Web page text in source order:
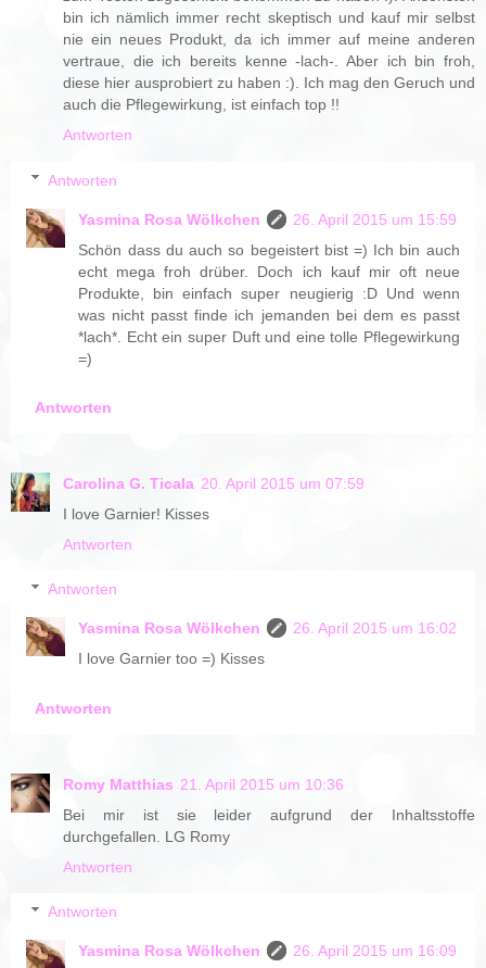
bin ich nämlich immer recht skeptisch und kauf mir selbst
nie ein neues Produkt, da ich immer auf meine anderen
vertraue, die ich bereits kenne -lach-. Aber ich bin froh,
diese hier ausprobiert zu haben :). Ich mag den Geruch und
auch die Pflegewirkung, ist einfach top !!
Antworten
Antworten
Yasmina Rosa Wölkchen
26. April 2015 um 15:59
Schön dass du auch so begeistert bist =) Ich bin auch
echt mega froh drüber. Doch ich kauf mir oft neue
Produkte, bin einfach super neugierig :D Und wenn
was nicht passt finde ich jemanden bei dem es passt
*lach*. Echt ein super Duft und eine tolle Pflegewirkung
=)
Antworten
Carolina G. Ticala 20. April 2015 um 07:59
I love Garnier! Kisses
Antworten
Antworten
Yasmina Rosa Wölkchen
26. April 2015 um 16:02
I love Garnier too =) Kisses
Antworten
Romy Matthias 21. April 2015 um 10:36
Bei mir ist sie leider aufgrund der Inhaltsstoffe
durchgefallen. LG Romy
Antworten
Antworten
Yasmina Rosa Wölkchen
26. April 2015 um 16:09